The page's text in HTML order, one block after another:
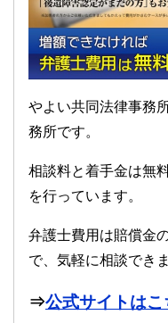
やよい共同法律事務
務所です。
相談料と着手金は無
を行っています。
弁護士費用は賠償金
で、気軽に相談できま
⇒公式サイトはこ